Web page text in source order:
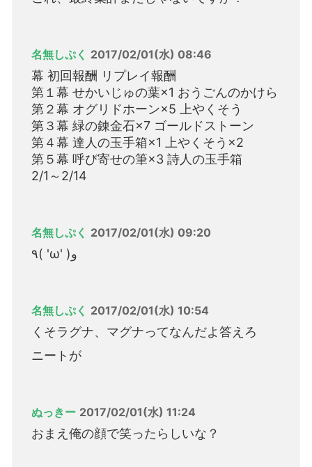
名無しぷく 2017/02/01(水) 08:46
幕 初回報酬 リプレイ報酬
第１幕 せかいじゅの葉×1 おうごんのかけら
第２幕 オグリドホーン×5 上やくそう
第３幕 緑の錬金石×7 ゴールドストーン
第４幕 達人の玉手箱×1 上やくそう×2
第５幕 呼び寄せの筆×3 詩人の玉手箱
2/1～2/14
名無しぷく 2017/02/01(水) 09:20
٩( 'ω' )و
名無しぷく 2017/02/01(水) 10:54
くそラグナ、マグナってなんだよ答えろ
ニートが
ぬっきー 2017/02/01(水) 11:24
おまえ俺の顔で笑ったらしいな？